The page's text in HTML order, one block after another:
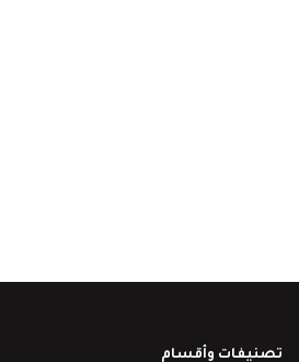
تصنيفات وأقسام